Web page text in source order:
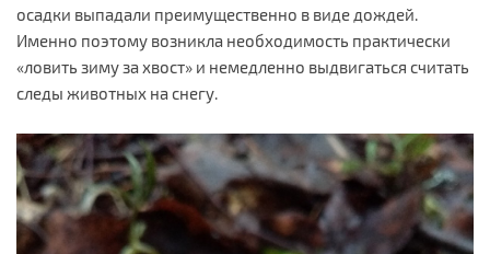
осадки выпадали преимущественно в виде дождей.
Именно поэтому возникла необходимость практически
«ловить зиму за хвост» и немедленно выдвигаться считать
следы животных на снегу.